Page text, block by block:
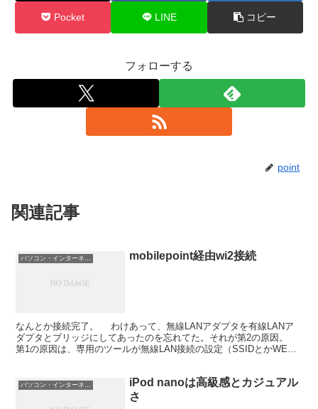
Pocket LINE コピー
フォローする
point
関連記事
パソコン・インターネット mobilepoint経由wi2接続
なんとか接続完了。 わけあって、無線LANアダプタを有線LANア
ダプタとブリッジにしてあったのを忘れてた。それが第2の原因。
第1の原因は、専用のツールが無線LAN接続の設定（SSIDとかWEP
パソコン・インターネット
iPod nanoは高級感とカジュアル
さ